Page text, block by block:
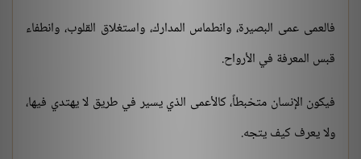
فالعمى عمى البصيرة، وانطماس المدارك، واستغلاق القلوب، وانطفاء
قبس المعرفة في الأرواح.
فيكون الإنسان متخبطاً، كالأعمى الذي يسير في طريق لا يهتدي فيها،
ولا يعرف كيف يتجه.